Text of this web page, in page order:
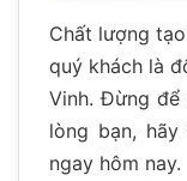
Chất lượng
quý khách là
Vinh. Đừng để
lòng bạn,
ngay hôm nay.